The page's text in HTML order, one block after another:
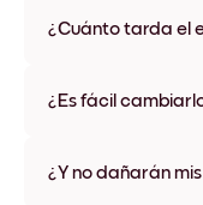
varios materiales y
¿Cuánto tarda el
disponibles en
¿Es fácil
ningún daño
¿Y no dañarán